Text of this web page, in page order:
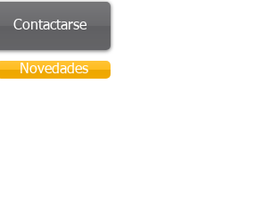
Contactarse
Novedades